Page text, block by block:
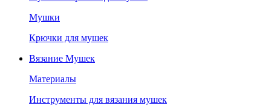
Мушки
Крючки для мушек
Вязание Мушек
Материалы
Инструменты для вязания мушек